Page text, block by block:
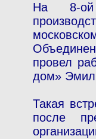
На 8-ой
провел
дом»
Такая
после